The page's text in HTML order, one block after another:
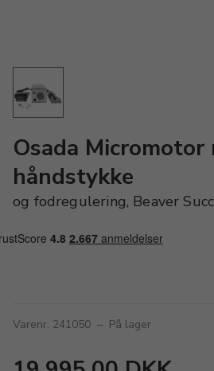
Osada Micromotor
håndstykke
og fodregulering, Beaver
Varenr. 241050 – På lager